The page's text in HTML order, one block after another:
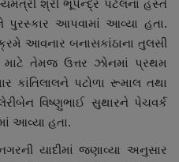
શ્રી ભૂપેન્દ્ર પટેલના હસ્તે
પુરસ્કાર આપવામાં આવ્યા હતા.
આવનાર બનાસકાંઠાના તુલસી
માટે તેમજ ઉત્તર ઝોનમાં પ્રથમ
કાંતિલાલને પટોળા રૂમાલ તથા
વિષ્ણુભાઈ સુથારને પેચવર્ક
આવ્યા હતા.
યાદીમાં જણાવ્યા અનુસાર